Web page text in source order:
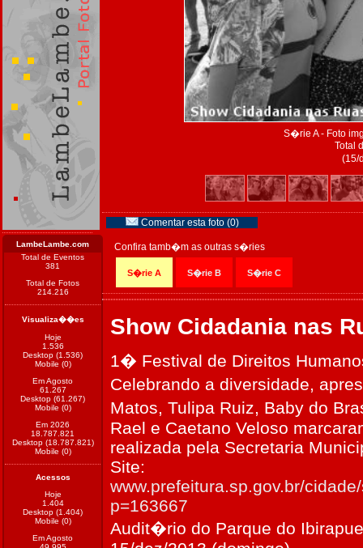
LambeLambe.com
Total de Eventos
381
Total de Fotos
214.216
Visualiza��es
Hoje
1.536
Desktop (1.536)
Mobile (0)
Em Agosto
61.267
Desktop (61.267)
Mobile (0)
Em 2026
18.787.821
Desktop (18.787.821)
Mobile (0)
Acessos
Hoje
1.404
Desktop (1.404)
Mobile (0)
Em Agosto
S�rie A - Foto
Total
(15/
Comentar esta foto (0)
Confira tamb�m as outras s�ries
S�rie A S�rie B S�rie C
Show Cidadania nas
1� Festival de Direitos
Celebrando a diversidade,
Matos, Tulipa Ruiz, Baby do
Rael e Caetano Veloso
realizada pela Secretaria
Site:
www.prefeitura.sp.gov.br/
p=163667
Audit�rio do Parque do